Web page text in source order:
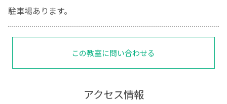
駐車場あります。
この教室に問い合わせる
アクセス情報